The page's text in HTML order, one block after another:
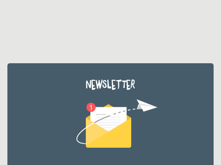
NEWSLETTER